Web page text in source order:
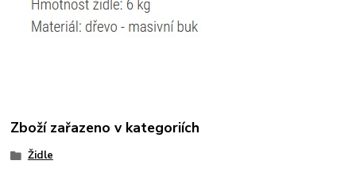
Zboží zařazeno v kategoriích
Židle